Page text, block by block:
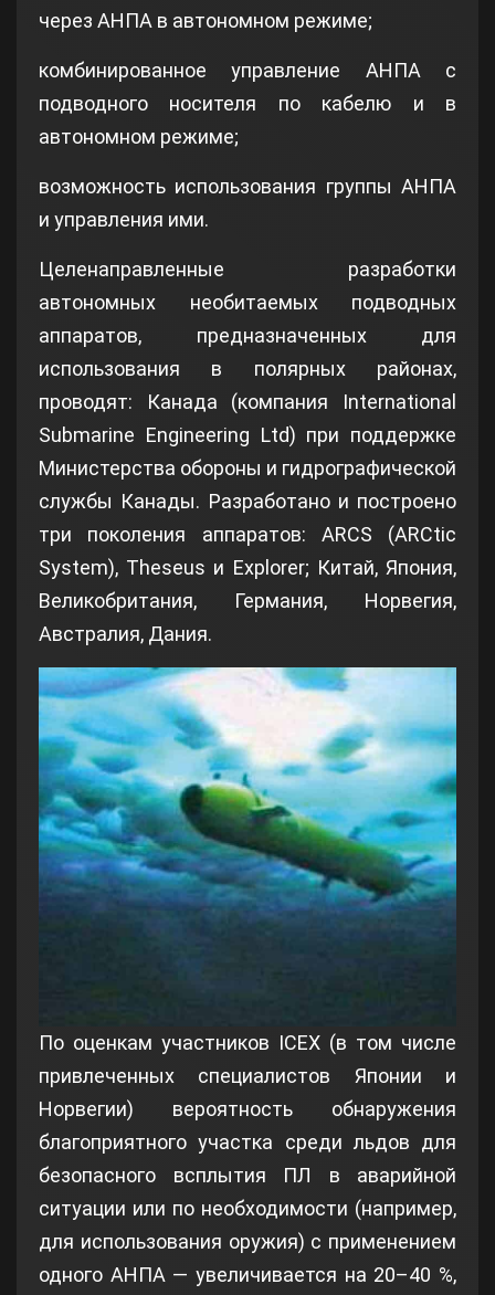
через АНПА в автономном режиме;
комбинированное управление АНПА с
подводного носителя по кабелю и в
автономном режиме;
возможность использования группы АНПА
и управления ими.
Целенаправленные разработки
автономных необитаемых подводных
аппаратов, предназначенных для
использования в полярных районах,
проводят: Канада (компания International
Submarine Engineering Ltd) при поддержке
Министерства обороны и гидрографической
службы Канады. Разработано и построено
три поколения аппаратов: ARCS (ARCtic
System), Theseus и Explorer; Китай, Япония,
Великобритания, Германия, Норвегия,
Австралия, Дания.
По оценкам участников ICEX (в том числе
привлеченных специалистов Японии и
Норвегии) вероятность обнаружения
благоприятного участка среди льдов для
безопасного всплытия ПЛ в аварийной
ситуации или по необходимости (например,
для использования оружия) с применением
одного АНПА — увеличивается на 20–40 %,